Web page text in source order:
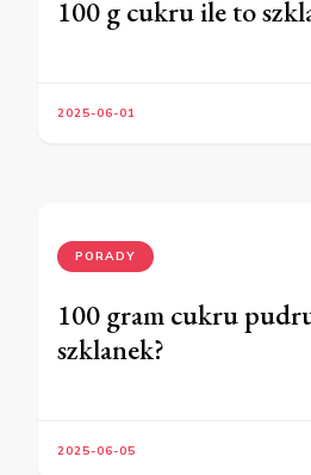
100 g cukru ile to
2025-06-01
PORADY
100 gram cukru
szklanek?
2025-06-05